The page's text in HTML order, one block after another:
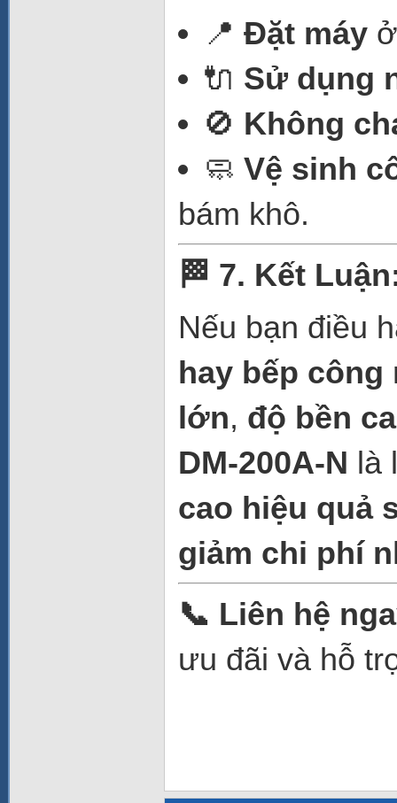
📍 Đặt máy
🔌 Sử dụng
🚫 Không
🧼 Vệ sinh
bám khô.
🏁 7. Kết
Nếu bạn điều
hay bếp công
lớn, độ bền
DM-200A-N là
cao hiệu quả
giảm chi phí
📞 Liên hệ
ưu đãi và hỗ